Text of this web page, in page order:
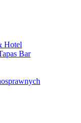
Hotel
Bar